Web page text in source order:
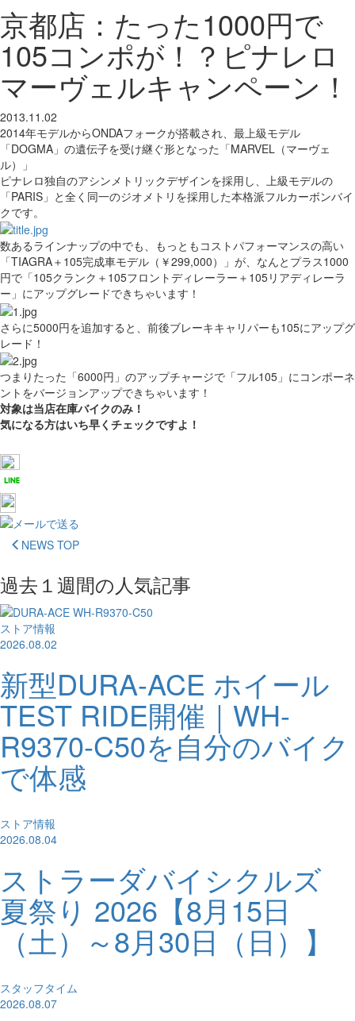
京都店：たった1000円で
105コンポが！？ピナレロ
マーヴェルキャンペーン！
2013.11.02
2014年モデルからONDAフォークが搭載され、最上級モデル
「DOGMA」の遺伝子を受け継ぐ形となった「MARVEL（マーヴェ
ル）」
ピナレロ独自のアシンメトリックデザインを採用し、上級モデルの
「PARIS」と全く同一のジオメトリを採用した本格派フルカーボンバイ
クです。
数あるラインナップの中でも、もっともコストパフォーマンスの高い
「TIAGRA＋105完成車モデル（￥299,000）」が、なんとプラス1000
円で「105クランク＋105フロントディレーラー＋105リアディレーラ
ー」にアップグレードできちゃいます！
さらに5000円を追加すると、前後ブレーキキャリパーも105にアップグ
レード！
つまりたった「6000円」のアップチャージで「フル105」にコンポーネ
ントをバージョンアップできちゃいます！
対象は当店在庫バイクのみ！
気になる方はいち早くチェックですよ！
NEWS TOP
過去１週間の人気記事
ストア情報
2026.08.02
新型DURA-ACE ホイール
TEST RIDE開催｜WH-
R9370-C50を自分のバイク
で体感
ストア情報
2026.08.04
ストラーダバイシクルズ
夏祭り 2026【8月15日
（土）～8月30日（日）】
スタッフタイム
2026.08.07